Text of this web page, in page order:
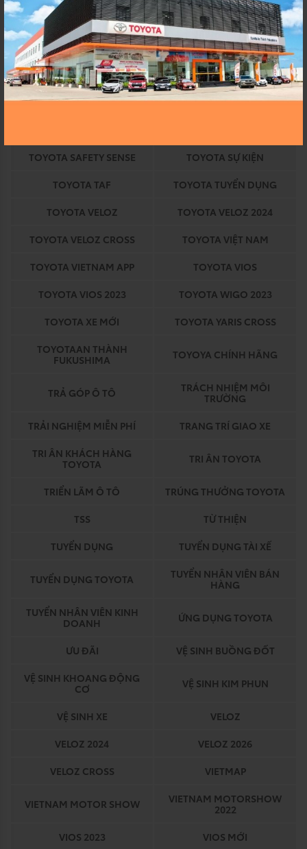
TOYOTA COROLLA
TOYOTA COROLLA ALTIS
TOYOTA DỊCH VỤ
TOYOTA EKIDEN
TOYOTA EKIDEN 2023
TOYOTA HEV
TOYOTA HỒ CHÍ MINH
TOYOTA HỒ CHÍNH MINH
TOYOTA SAFETY SENSE
TOYOTA SỰ KIỆN
TOYOTA TAF
TOYOTA TUYỂN DỤNG
TOYOTA VELOZ
TOYOTA VELOZ 2024
TOYOTA VELOZ CROSS
TOYOTA VIỆT NAM
TOYOTA VIETNAM APP
TOYOTA VIOS
TOYOTA VIOS 2023
TOYOTA WIGO 2023
TOYOTA XE MỚI
TOYOTA YARIS CROSS
TOYOTAAN THÀNH
FUKUSHIMA
TOYOYA CHÍNH HÃNG
TRẢ GÓP Ô TÔ
TRÁCH NHIỆM MÔI
TRƯỜNG
TRẢI NGHIỆM MIỄN PHÍ
TRANG TRÍ GIAO XE
TRI ÂN KHÁCH HÀNG
TOYOTA
TRI ÂN TOYOTA
TRIỂN LÃM Ô TÔ
TRÚNG THƯỞNG TOYOTA
TSS
TỪ THIỆN
TUYỂN DỤNG
TUYỂN DỤNG TÀI XẾ
TUYỂN DỤNG TOYOTA
TUYỂN NHÂN VIÊN BÁN
HÀNG
TUYỂN NHÂN VIÊN KINH
DOANH
ỨNG DỤNG TOYOTA
ƯU ĐÃI
VỆ SINH BUỒNG ĐỐT
VỆ SINH KHOANG ĐỘNG
CƠ
VỆ SINH KIM PHUN
VỆ SINH XE
VELOZ
VELOZ 2024
VELOZ 2026
VELOZ CROSS
VIETMAP
VIETNAM MOTOR SHOW
VIETNAM MOTORSHOW
2022
VIOS 2023
VIOS MỚI